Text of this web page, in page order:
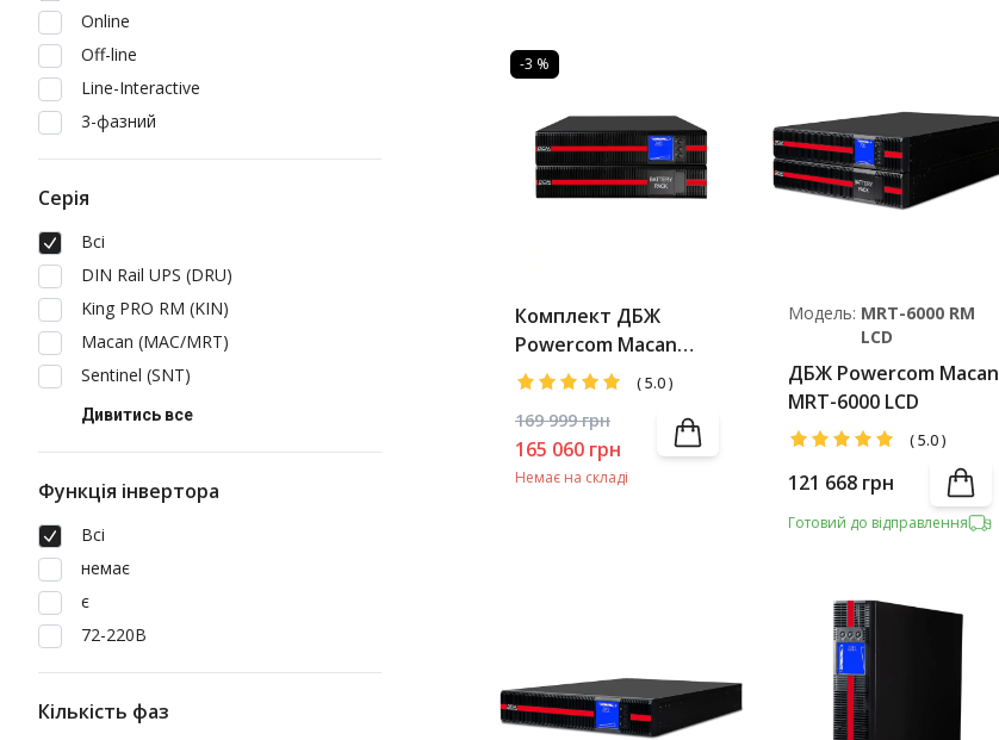
Online
Off-line
Line-Interactive
3-фазний
Серія
Всі
DIN Rail UPS (DRU)
King PRO RM (KIN)
Macan (MAC/MRT)
Sentinel (SNT)
Дивитись все
Функція інвертора
Всі
немає
є
72-220В
Кількість фаз
-3 %
Комплект ДБЖ
Powercom Macan
MRT-6000 LCD +
(5.0)
169 999грн
165 060 грн
Немає на складі
Модель: MRT-6000 RM
LCD
ДБЖ Powercom Macan
MRT-6000 LCD
(5.0)
121 668 грн
Готовий до відправлення